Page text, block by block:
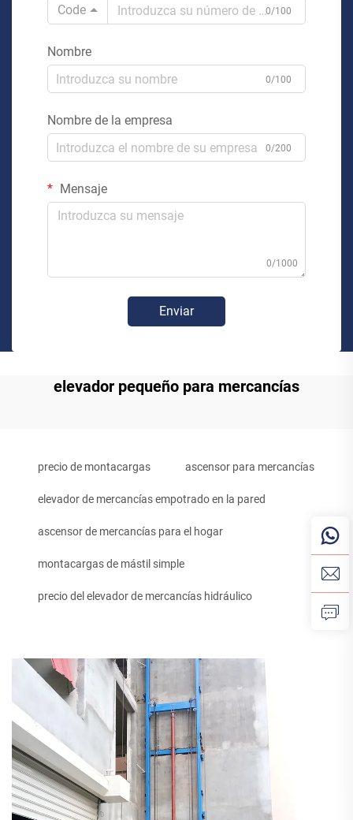
Code
0/100
Nombre
0/100
Nombre de la empresa
0/200
Mensaje
0/1000
Enviar
elevador pequeño para mercancías
precio de montacargas ascensor para mercancías
elevador de mercancías empotrado en la pared
ascensor de mercancías para el hogar
montacargas de mástil simple
precio del elevador de mercancías hidráulico